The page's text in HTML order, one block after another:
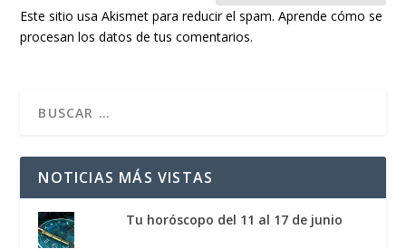
Este sitio usa Akismet para reducir el spam.Aprende cómo se
procesan los datos de tus comentarios.
NOTICIAS MÁS VISTAS
Tu horóscopo del 11 al 17 de junio